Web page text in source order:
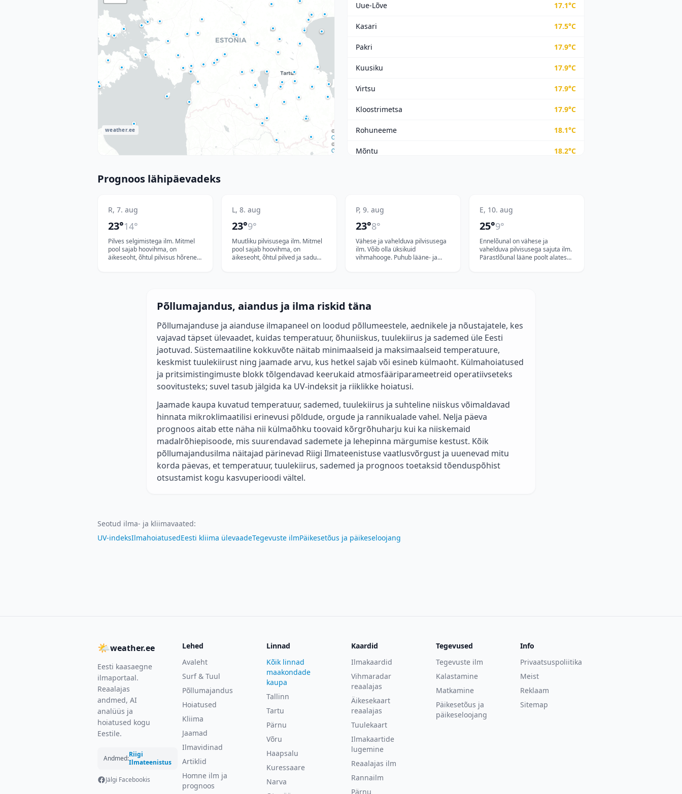
©
OSM
©
CARTO
weather.ee
Uue-Lõve 17.1°C
Kasari 17.5°C
Pakri 17.9°C
Kuusiku 17.9°C
Virtsu 17.9°C
Kloostrimetsa 17.9°C
Rohuneeme 18.1°C
Mõntu 18.2°C
Sõrve
Roomassaare 18.6°C
Kihnu
Tilgu
Pajupea
Riisa
Häädemeeste
Audru
Pirita
Vihterpalu
Kehra
Roostoja
Arbavere
Vanaküla
Piigaste
Prognoos lähipäevadeks
R, 7. aug
23°14°
Pilves selgimistega ilm. Mitmel
pool sajab hoovihma, on
äikeseoht, õhtul pilvisus hõreneb
L, 8. aug
23°9°
Muutliku pilvisusega ilm. Mitmel
pool sajab hoovihma, on
äikeseoht, õhtul pilved ja sadu
P, 9. aug
23°8°
Vähese ja vahelduva pilvisusega
ilm. Võib olla üksikuid
vihmahooge. Puhub lääne- ja
E, 10. aug
25°9°
Ennelõunal on vähese ja
vahelduva pilvisusega sajuta ilm.
Pärastlõunal lääne poolt alates
Põllumajandus, aiandus ja ilma riskid täna
Põllumajanduse ja aianduse ilmapaneel on loodud põllumeestele, aednikele ja nõustajatele, kes
vajavad täpset ülevaadet, kuidas temperatuur, õhuniiskus, tuulekiirus ja sademed üle Eesti
jaotuvad. Süstemaatiline kokkuvõte näitab minimaalseid ja maksimaalseid temperatuure,
keskmist tuulekiirust ning jaamade arvu, kus hetkel sajab või esineb külmaoht. Külmahoiatused
ja pritsimistingimuste blokk tõlgendavad keerukaid atmosfääriparameetreid operatiivseteks
soovitusteks; suvel tasub jälgida ka UV-indeksit ja riiklikke hoiatusi.
Jaamade kaupa kuvatud temperatuur, sademed, tuulekiirus ja suhteline niiskus võimaldavad
hinnata mikroklimaatilisi erinevusi põldude, orgude ja rannikualade vahel. Nelja päeva
prognoos aitab ette näha nii külmaõhku toovaid kõrgrõhuharju kui ka niiskemaid
madalrõhiepisoode, mis suurendavad sademete ja lehepinna märgumise kestust. Kõik
põllumajandusilma näitajad pärinevad Riigi Ilmateenistuse vaatlusvõrgust ja uuenevad mitu
korda päevas, et temperatuur, tuulekiirus, sademed ja prognoos toetaksid tõenduspõhist
otsustamist kogu kasvuperioodi vältel.
Seotud ilma- ja kliimavaated:
UV-indeksIlmahoiatusedEesti kliima ülevaadeTegevuste ilmPäikesetõus ja päikeseloojang
🌤weather.ee
Eesti kaasaegne
ilmaportaal.
Reaalajas
andmed, AI
analüüs ja
hoiatused kogu
Eestile.
Andmed:Riigi
Ilmateenistus
Jälgi Facebookis
Lehed
Avaleht
Surf & Tuul
Põllumajandus
Hoiatused
Kliima
Jaamad
Ilmavidinad
Artiklid
Homne ilm ja
prognoos
Linnad
Kõik linnad
maakondade
kaupa
Tallinn
Tartu
Pärnu
Võru
Haapsalu
Kuressaare
Narva
Kaardid
Ilmakaardid
Vihmaradar
reaalajas
Äikesekaart
reaalajas
Tuulekaart
Ilmakaartide
lugemine
Reaalajas ilm
Rannailm
Pärnu
Tegevused
Tegevuste ilm
Kalastamine
Matkamine
Päikesetõus ja
päikeseloojang
Info
Privaatsuspoliitika
Meist
Reklaam
Sitemap